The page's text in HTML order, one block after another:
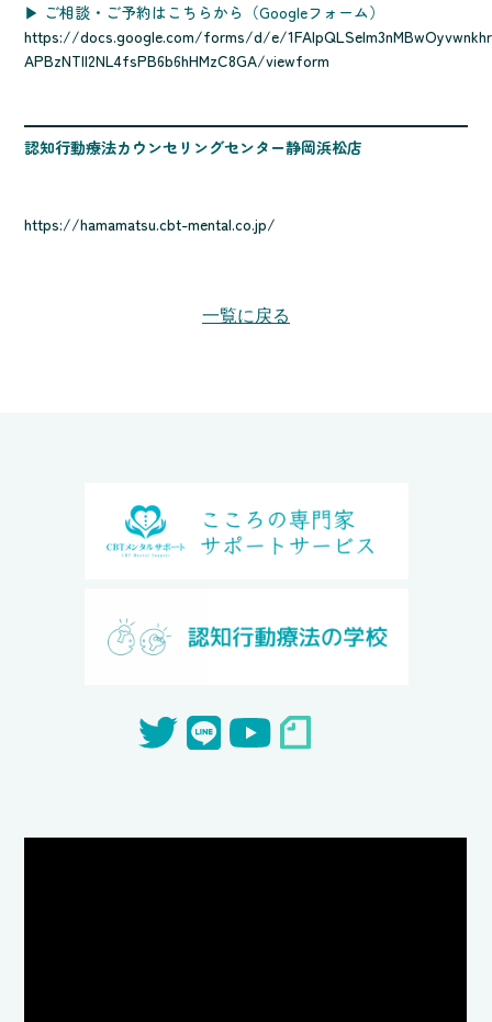
▶ ご相談・ご予約はこちらから（Googleフォーム）
https://docs.google.com/forms/d/e/
APBzNTll2NL4fsPB6b6hHMzC8GA/viewform
認知行動療法カウンセリングセンター静岡浜松店
https://hamamatsu.cbt-mental.co.jp/
一覧に戻る